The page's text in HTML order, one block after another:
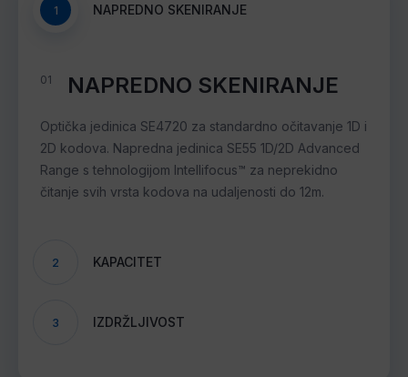
1 NAPREDNO SKENIRANJE
01 NAPREDNO SKENIRANJE
Optička jedinica SE4720 za standardno očitavanje 1D i
2D kodova. Napredna jedinica SE55 1D/2D Advanced
Range s tehnologijom Intellifocus™ za neprekidno
čitanje svih vrsta kodova na udaljenosti do 12m.
2 KAPACITET
3 IZDRŽLJIVOST